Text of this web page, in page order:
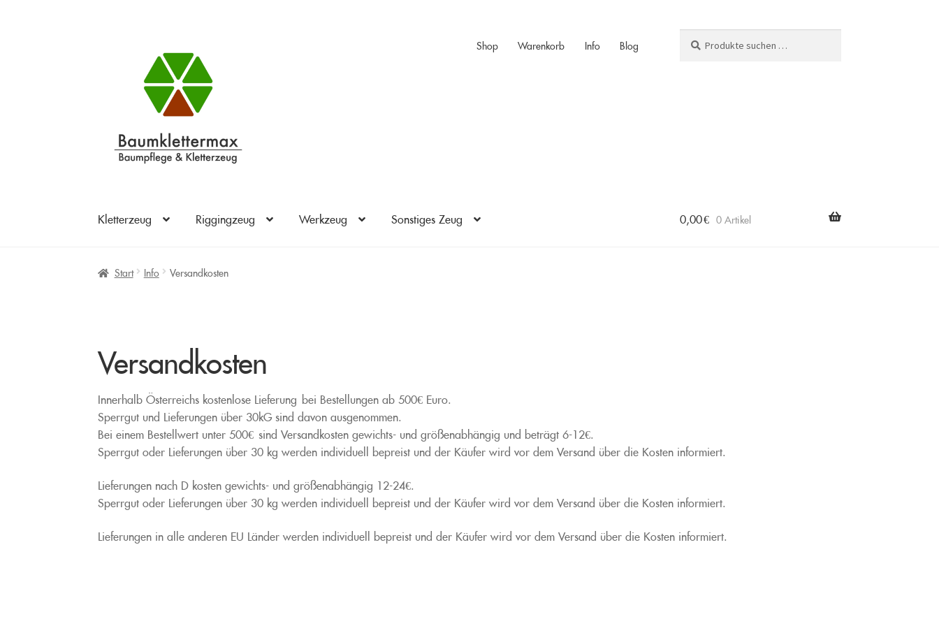
Shop Warenkorb Info Blog Suchen
nach:
Kletterzeug Riggingzeug Werkzeug Sonstiges Zeug 0,00€ 0 Artikel
Start Info Versandkosten
Versandkosten
Innerhalb Österreichs kostenlose Lieferung bei Bestellungen ab 500€ Euro.
Sperrgut und Lieferungen über 30kG sind davon ausgenommen.
Bei einem Bestellwert unter 500€ sind Versandkosten gewichts- und größenabhängig und beträgt 6-12€.
Sperrgut oder Lieferungen über 30 kg werden individuell bepreist und der Käufer wird vor dem Versand über die Kosten informiert.
Lieferungen nach D kosten gewichts- und größenabhängig 12-24€.
Sperrgut oder Lieferungen über 30 kg werden individuell bepreist und der Käufer wird vor dem Versand über die Kosten informiert.
Lieferungen in alle anderen EU Länder werden individuell bepreist und der Käufer wird vor dem Versand über die Kosten informiert.